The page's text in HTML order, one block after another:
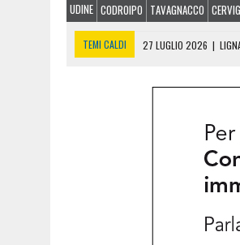
UDINE CODROIPO TAVAGNACCO
TEMI CALDI 27 LUGLIO 2026 |
TAVAGNACCO,
CARBURANTI,